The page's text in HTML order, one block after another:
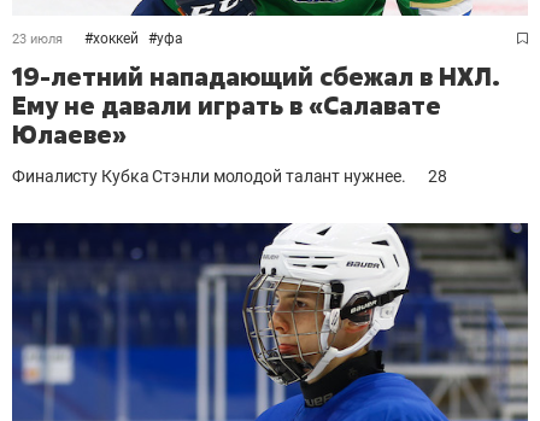
23 июля #хоккей #уфа
19-летний нападающий сбежал в НХЛ.
Ему не давали играть в «Салавате
Юлаеве»
Финалисту Кубка Стэнли молодой талант нужнее. 28